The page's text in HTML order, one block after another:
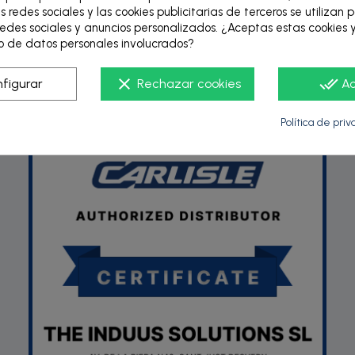
redes sociales y las cookies publicitarias de terceros se utilizan
sociales y anuncios personalizados. ¿Aceptas estas cookies
de datos personales involucrados?
done_all
clear Rechazar cookies
Política de